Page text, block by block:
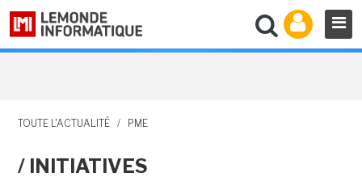
TOUTE L'ACTUALITÉ / PME
/ INITIATIVES